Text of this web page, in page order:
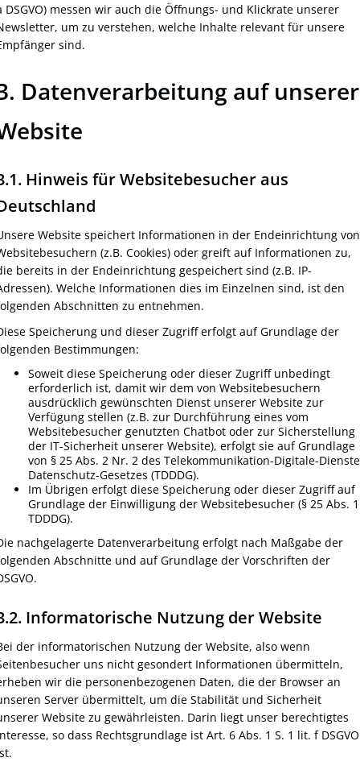
DSGVO) messen wir auch die Öffnungs- und Klickrate unserer
um zu verstehen, welche Inhalte relevant für unsere
sind.
Datenverarbeitung auf unserer
Hinweis für Websitebesucher aus
Website speichert Informationen in der Endeinrichtung von
(z.B. Cookies) oder greift auf Informationen zu,
bereits in der Endeinrichtung gespeichert sind (z.B. IP-
Welche Informationen dies im Einzelnen sind, ist den
Abschnitten zu entnehmen.
Speicherung und dieser Zugriff erfolgt auf Grundlage der
Bestimmungen:
Soweit diese Speicherung oder dieser Zugriff unbedingt
erforderlich ist, damit wir dem von Websitebesuchern
ausdrücklich gewünschten Dienst unserer Website zur
Verfügung stellen (z.B. zur Durchführung eines vom
Websitebesucher genutzten Chatbot oder zur Sicherstellung
der IT-Sicherheit unserer Website), erfolgt sie auf Grundlage
von § 25 Abs. 2 Nr. 2 des Telekommunikation-Digitale-
Datenschutz-Gesetzes (TDDDG).
Im Übrigen erfolgt diese Speicherung oder dieser Zugriff auf
Grundlage der Einwilligung der Websitebesucher (§ 25 Abs. 1
TDDDG).
nachgelagerte Datenverarbeitung erfolgt nach Maßgabe der
Abschnitte und auf Grundlage der Vorschriften der
Informatorische Nutzung der Website
der informatorischen Nutzung der Website, also wenn
uns nicht gesondert Informationen übermitteln,
wir die personenbezogenen Daten, die der Browser an
Server übermittelt, um die Stabilität und Sicherheit
Website zu gewährleisten. Darin liegt unser berechtigtes
so dass Rechtsgrundlage ist Art. 6 Abs. 1 S. 1 lit. f DSGVO